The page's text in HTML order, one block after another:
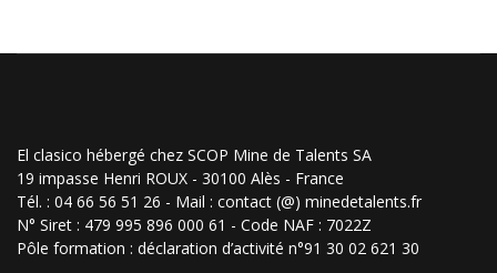
El clasico hébergé chez SCOP Mine de Talents SA
19 impasse Henri ROUX - 30100 Alès - France
Tél. : 04 66 56 51 26 - Mail : contact (@) minedetalents.fr
N° Siret : 479 995 896 000 61 - Code NAF : 7022Z
Pôle formation : déclaration d’activité n°91 30 02 621 30